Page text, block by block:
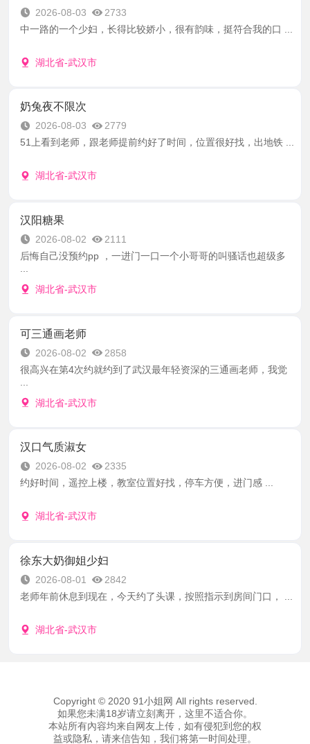
2026-08-03
2733
中一路的一个少妇，长得比较娇小，很有韵味，挺符合我的口 ...
湖北省-武汉市
奶兔夜不限次
2026-08-03
2779
51上看到老师，跟老师提前约好了时间，位置很好找，出地铁 ...
湖北省-武汉市
汉阳糖果
2026-08-02
2111
后悔自己没预约pp ，一进门一口一个小哥哥的叫骚话也超级多
湖北省-武汉市
可三通画老师
2026-08-02
2858
很高兴在第4次约就约到了武汉最年轻资深的三通画老师，我觉
湖北省-武汉市
汉口气质淑女
2026-08-02
2335
约好时间，遥控上楼，教室位置好找，停车方便，进门感 ...
湖北省-武汉市
徐东大奶御姐少妇
2026-08-01
2842
老师年前休息到现在，今天约了头课，按照指示到房间门口， ...
湖北省-武汉市
Copyright © 2020 91小姐网 All rights reserved.
如果您未满18岁请立刻离开，这里不适合你。
本站所有內容均来自网友上传，如有侵犯到您的权
益或隐私，请来信告知，我们将第一时间处理。